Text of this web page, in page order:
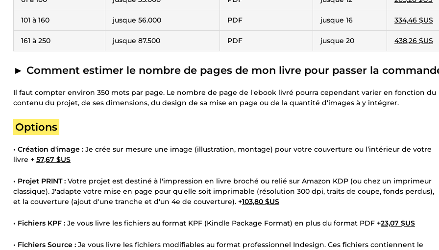
101 à 160 jusque 56.000 PDF jusque 16 334,46 $US
161 à 250 jusque 87.500 PDF jusque 20 438,26 $US
► Comment estimer le nombre de pages de mon livre pour passer la
Il faut compter environ 350 mots par page. Le nombre de page de l'ebook livré pourra cependant varier en fonction du
contenu du projet, de ses dimensions, du design de sa mise en page ou de la quantité d'images à y intégrer.
Options
• Création d'image : Je crée sur mesure une image (illustration, montage) pour votre couverture ou l’intérieur de votre
livre + 57,67 $US
• Projet PRINT : Votre projet est destiné à l'impression en livre broché ou relié sur Amazon KDP (ou chez un imprimeur
classique). J'adapte votre mise en page pour qu'elle soit imprimable (résolution 300 dpi, traits de coupe, fonds perdus),
et la couverture (ajout d'une tranche et d'un 4e de couverture). +103,80 $US
• Fichiers KPF : Je vous livre les fichiers au format KPF (Kindle Package Format) en plus du format PDF +23,07 $US
• Fichiers Source : Je vous livre les fichiers modifiables au format professionnel Indesign. Ces fichiers contiennent le